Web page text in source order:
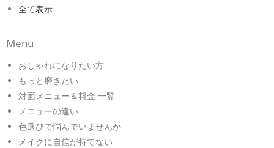
全て表示
Menu
おしゃれになりたい方
もっと磨きたい
対面メニュー＆料金 一覧
メニューの違い
色選びで悩んでいませんか
メイクに自信が持てない